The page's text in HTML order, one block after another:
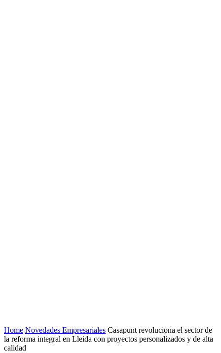
Home Novedades Empresariales Casapunt revoluciona el sector de
la reforma integral en Lleida con proyectos personalizados y de alta
calidad